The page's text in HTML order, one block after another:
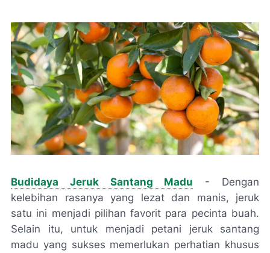
Budidaya Jeruk Santang Madu - Dengan
kelebihan rasanya yang lezat dan manis, jeruk
satu ini menjadi pilihan favorit para pecinta buah.
Selain itu, untuk menjadi petani jeruk santang
madu yang sukses memerlukan perhatian khusus